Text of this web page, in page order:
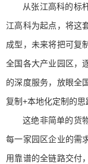
从张江高科的标
江高科为起点，将这
成型，未来将把可复
全国各大产业园区，
的深度服务，放眼全
复制+本地化定制的思
这绝非简单的货
每一家园区企业的需
用靠谱的全链路交付